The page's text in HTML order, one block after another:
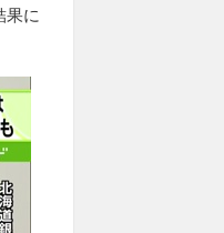
果に